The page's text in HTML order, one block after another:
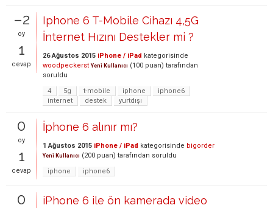
–2
oy
1
cevap
Iphone 6 T-Mobile Cihazı 4,5G
İnternet Hızını Destekler mi ?
26 Ağustos 2015 iPhone / iPad kategorisinde
woodpeckerst Yeni Kullanıcı (100 puan) tarafından
soruldu
4
5g t-mobile iphone
iphone6
internet
destek yurtdışı
0
oy
1
cevap
İphone 6 alınır mı?
1 Ağustos 2015 iPhone / iPad kategorisinde bigorder
Yeni Kullanıcı (200 puan) tarafından soruldu
iphone
iphone6
0
iPhone 6 ile ön kamerada video